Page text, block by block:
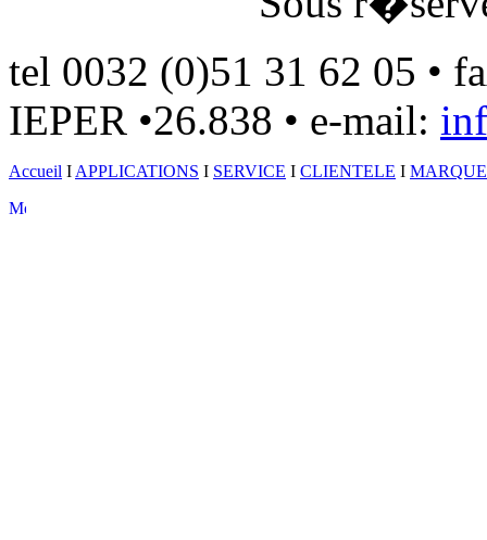
tel 0032 (0)51 31 62 05 •
IEPER •26.838 • e-mail:
Accueil I APPLICATIONS I SERVICE I CLIENTELE I